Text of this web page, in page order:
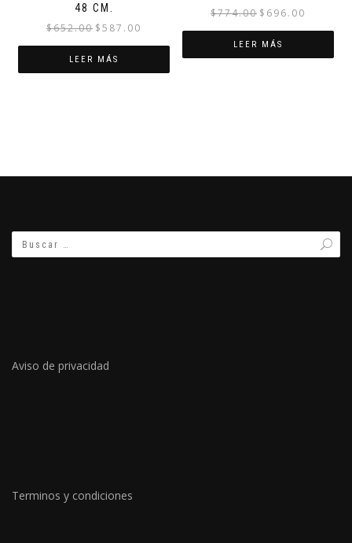
48 CM.
$652.00 El
precio
original
era:
$587.00
precio
es:
LEER MÁS
$774.00 El
precio
original
era:
$ 696.00
precio
es:
LEER MÁS
Aviso de privacidad
Terminos y condiciones